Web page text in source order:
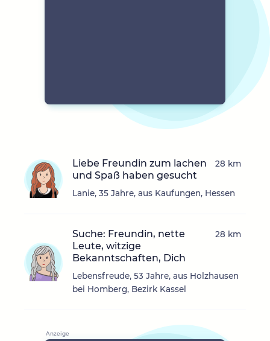
Liebe Freundin zum lachen
und Spaß haben gesucht
Lanie, 35 Jahre, aus Kaufungen, Hessen
28 km
Suche: Freundin, nette
Leute, witzige
Bekanntschaften, Dich
Lebensfreude, 53 Jahre, aus Holzhausen
bei Homberg, Bezirk Kassel
28 km